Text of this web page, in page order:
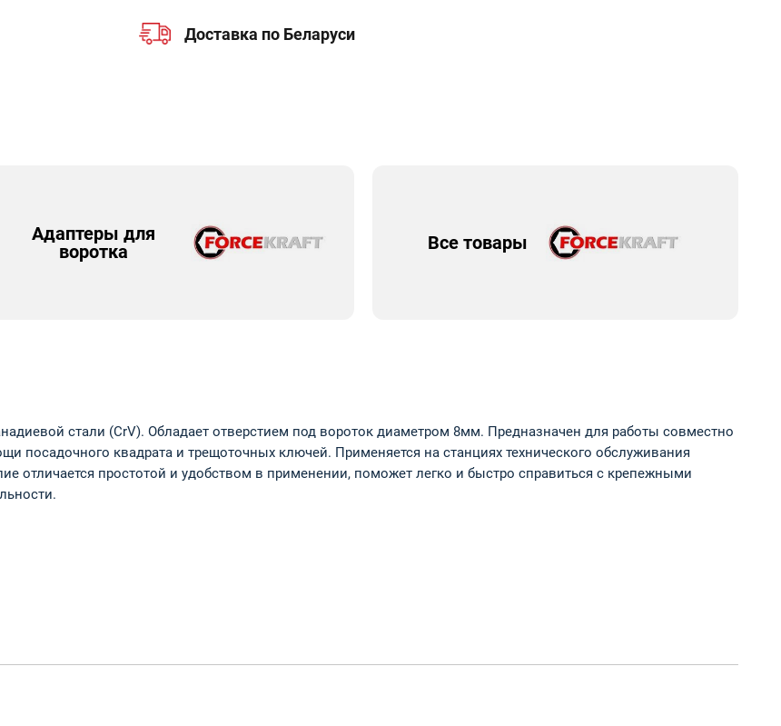
Доставка по Беларуси
Адаптеры для
воротка
Все товары
стали (CrV). Обладает отверстием под вороток диаметром 8мм. Предназначен для работы совместно
посадочного квадрата и трещоточных ключей. Применяется на станциях технического обслуживания
отличается простотой и удобством в применении, поможет легко и быстро справиться с крепежными